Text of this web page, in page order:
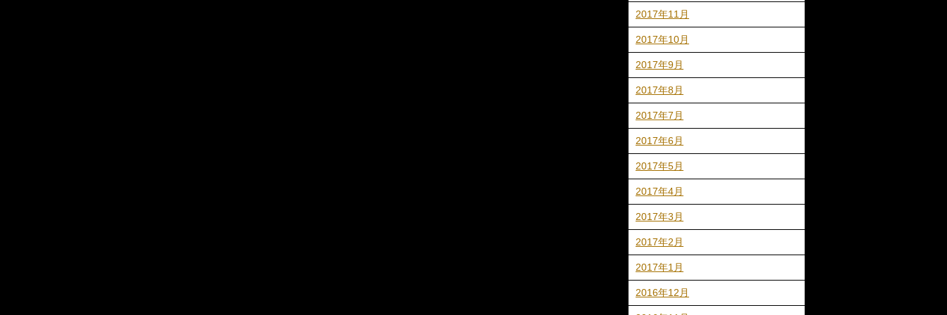
2017年11月
2017年10月
2017年9月
2017年8月
2017年7月
2017年6月
2017年5月
2017年4月
2017年3月
2017年2月
2017年1月
2016年12月